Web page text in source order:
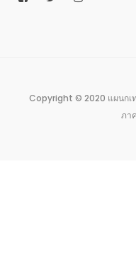
Copyright © 2020 แผนกเท
ภา